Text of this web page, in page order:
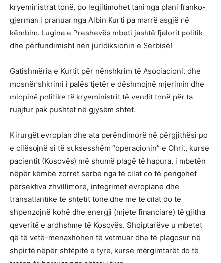
kryeministrat tonë, po legjitimohet tani nga plani franko-
gjerman i pranuar nga Albin Kurti pa marrë asgjë në
këmbim. Lugina e Preshevës mbeti jashtë fjalorit politik
dhe përfundimisht nën juridiksionin e Serbisë!
Gatishmëria e Kurtit për nënshkrim të Asociacionit dhe
mosnënshkrimi i palës tjetër e dëshmojnë mjerimin dhe
miopinë politike të kryeministrit të vendit tonë për ta
ruajtur pak pushtet në gjysëm shtet.
Kirurgët evropian dhe ata perëndimorë në përgjithësi po
e cilësojnë si të suksesshëm “operacionin” e Ohrit, kurse
pacientit (Kosovës) më shumë plagë të hapura, i mbetën
nëpër këmbë zorrët serbe nga të cilat do të pengohet
përsektiva zhvillimore, integrimet evropiane dhe
transatlantike të shtetit tonë dhe me të cilat do të
shpenzojnë kohë dhe energji (mjete financiare) të gjitha
qeveritë e ardhshme të Kosovës. Shqiptarëve u mbetet
që të vetë-menaxhohen të vetmuar dhe të plagosur në
shpirtë nëpër shtëpitë e tyre, kurse mërgimtarët do të